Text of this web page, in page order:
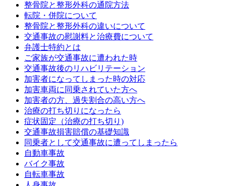
整骨院と整形外科の通院方法
転院・併院について
整骨院と整形外科の違いについて
交通事故の慰謝料と治療費について
弁護士特約とは
ご家族が交通事故に遭われた時
交通事故後のリハビリテーション
加害者になってしまった時の対応
加害車両に同乗されていた方へ
加害者の方、過失割合の高い方へ
治療の打ち切りになったら
症状固定（治療の打ち切り)
交通事故損害賠償の基礎知識
同乗者として交通事故に遭ってしまったら
自動車事故
バイク事故
自転車事故